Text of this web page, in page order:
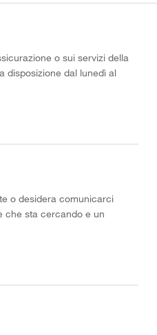
o sui servizi della
disposizione dal lunedì al
o desidera comunicarci
che sta cercando e un